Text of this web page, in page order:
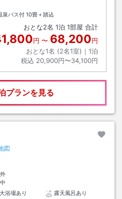
バス付 10畳＋踏込
おとな2名 1泊 1部屋 合計
円 〜 68,200円
おとな1名 (2名1室)｜ 1泊
税込 20,900円〜34,100円
プランを見る
図
大浴場あり
露天風呂あり